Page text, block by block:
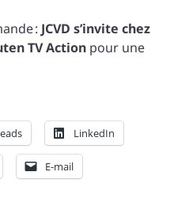
: JCVD s’invite chez
TV Action pour une
LinkedIn
E-mail